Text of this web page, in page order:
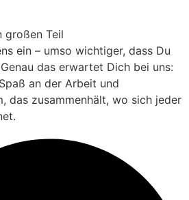
großen Teil
ein – umso wichtiger, dass Du
das erwartet Dich bei uns:
an der Arbeit und
, das zusammenhält, wo sich jeder